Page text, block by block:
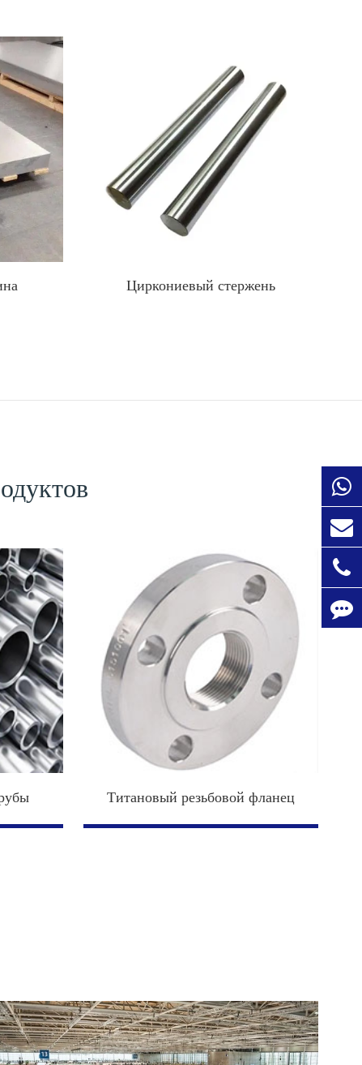
Циркониевый стержень
Титановый резьбовой фланец